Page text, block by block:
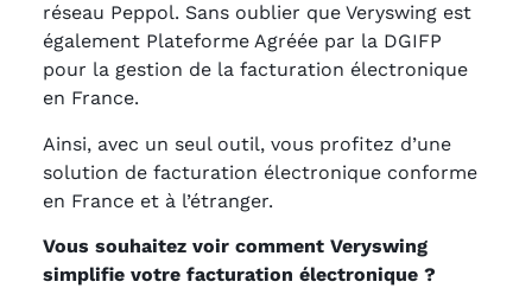
réseau Peppol. Sans oublier que Veryswing est
également Plateforme Agréée par la DGIFP
pour la gestion de la facturation électronique
en France.
Ainsi, avec un seul outil, vous profitez d’une
solution de facturation électronique conforme
en France et à l’étranger.
Vous souhaitez voir comment Veryswing
simplifie votre facturation électronique ?